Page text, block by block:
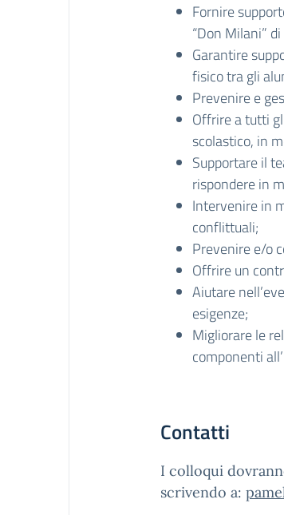
Fornire
“Don Milani”
Garantire
fisico tra gli
Prevenire e
Offrire a tutti
scolastico, in
Supportare il
rispondere in
Intervenire in
conflittuali;
Prevenire e/o
Offrire un
Aiutare
esigenze;
Migliorare le
componenti
Contatti
I colloqui
scrivendo a: